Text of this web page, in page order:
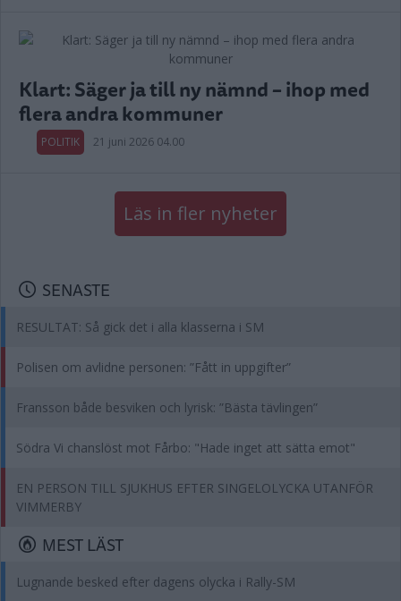
Klart: Säger ja till ny nämnd – ihop med
flera andra kommuner
POLITIK 21 juni 2026 04.00
Läs in fler nyheter
SENASTE
RESULTAT: Så gick det i alla klasserna i SM
Polisen om avlidne personen: ”Fått in uppgifter”
Fransson både besviken och lyrisk: ”Bästa tävlingen”
Södra Vi chanslöst mot Fårbo: "Hade inget att sätta emot"
EN PERSON TILL SJUKHUS EFTER SINGELOLYCKA UTANFÖR
VIMMERBY
MEST LÄST
Lugnande besked efter dagens olycka i Rally-SM